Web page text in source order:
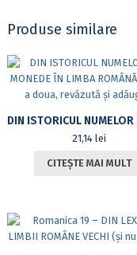
Produse similare
21,14 lei
CITEȘTE MAI MULT